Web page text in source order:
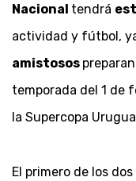
Nacional tendrá
actividad y fútbol,
amistosos
temporada del 1 de
la Supercopa
El primero de los